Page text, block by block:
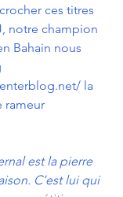
ces titres
notre champion
Bahain nous
la
rameur
est la pierre
C’est lui qui